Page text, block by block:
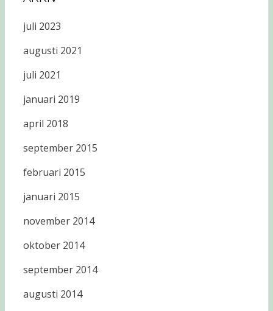
juli 2023
augusti 2021
juli 2021
januari 2019
april 2018
september 2015
februari 2015
januari 2015
november 2014
oktober 2014
september 2014
augusti 2014